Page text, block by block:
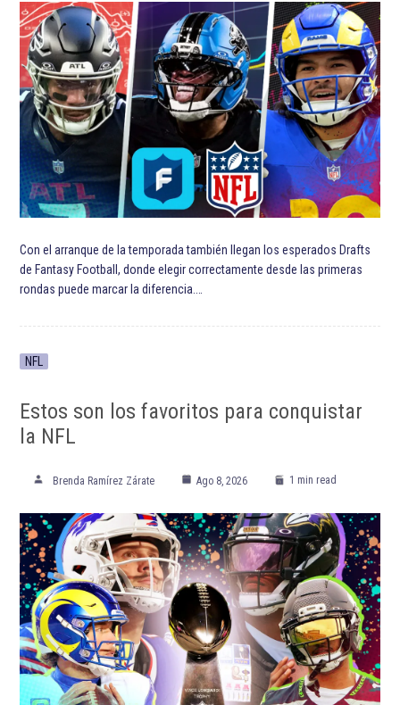
Con el arranque de la temporada también llegan los esperados Drafts
de Fantasy Football, donde elegir correctamente desde las primeras
rondas puede marcar la diferencia.…
NFL
Estos son los favoritos para conquistar
la NFL
Brenda Ramírez Zárate Ago 8, 2026 1 min read